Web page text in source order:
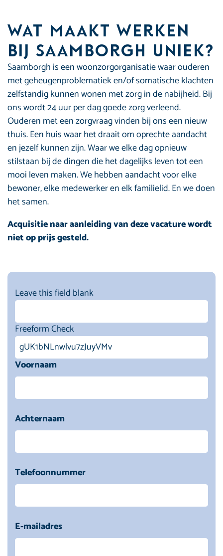
Wat maakt werken
bij Saamborgh uniek?
Saamborgh is een woonzorgorganisatie waar ouderen
met geheugenproblematiek en/of somatische klachten
zelfstandig kunnen wonen met zorg in de nabijheid. Bij
ons wordt 24 uur per dag goede zorg verleend.
Ouderen met een zorgvraag vinden bij ons een nieuw
thuis. Een huis waar het draait om oprechte aandacht
en jezelf kunnen zijn. Waar we elke dag opnieuw
stilstaan bij de dingen die het dagelijks leven tot een
mooi leven maken. We hebben aandacht voor elke
bewoner, elke medewerker en elk familielid. En we doen
het samen.
Acquisitie naar aanleiding van deze vacature wordt
niet op prijs gesteld.
Leave this field blank
Freeform Check
Voornaam
Achternaam
Telefoonnummer
E-mailadres